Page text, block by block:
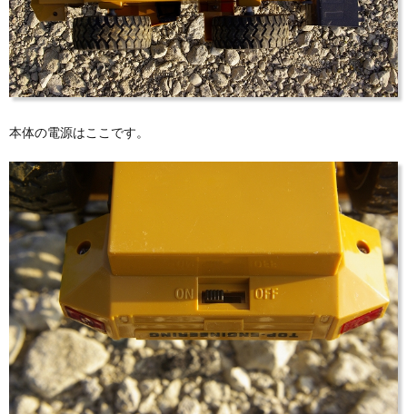
本体の電源はここです。